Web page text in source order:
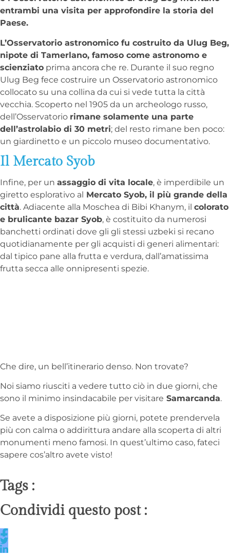
entrambi una visita per approfondire la storia del
Paese.
L’Osservatorio astronomico fu costruito da Ulug Beg,
nipote di Tamerlano, famoso come astronomo e
scienziato prima ancora che re. Durante il suo regno
Ulug Beg fece costruire un Osservatorio astronomico
collocato su una collina da cui si vede tutta la città
vecchia. Scoperto nel 1905 da un archeologo russo,
dell’Osservatorio rimane solamente una parte
dell’astrolabio di 30 metri; del resto rimane ben poco:
un giardinetto e un piccolo museo documentativo.
Il Mercato Syob
Infine, per un assaggio di vita locale, è imperdibile un
giretto esplorativo al Mercato Syob, il più grande della
città. Adiacente alla Moschea di Bibi Khanym, il colorato
e brulicante bazar Syob, è costituito da numerosi
banchetti ordinati dove gli gli stessi uzbeki si recano
quotidianamente per gli acquisti di generi alimentari:
dal tipico pane alla frutta e verdura, dall’amatissima
frutta secca alle onnipresenti spezie.
Che dire, un bell’itinerario denso. Non trovate?
Noi siamo riusciti a vedere tutto ciò in due giorni, che
sono il minimo insindacabile per visitare Samarcanda.
Se avete a disposizione più giorni, potete prendervela
più con calma o addirittura andare alla scoperta di altri
monumenti meno famosi. In quest’ultimo caso, fateci
sapere cos’altro avete visto!
Tags :
Condividi questo post :